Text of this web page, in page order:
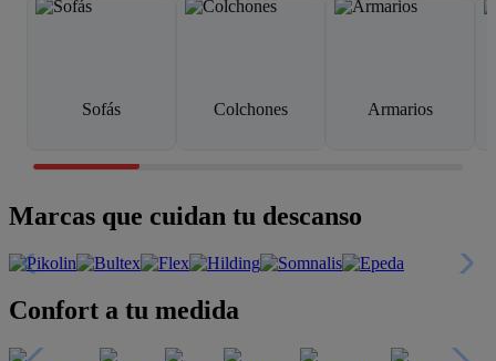
Sofás Colchones Armarios
Marcas que cuidan tu descanso
Confort a tu medida